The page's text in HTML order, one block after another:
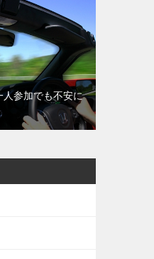
人参加でも不安に